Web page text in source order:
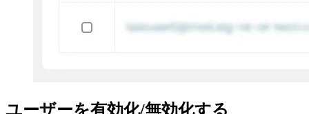
ユーザーを有効化/無効化する